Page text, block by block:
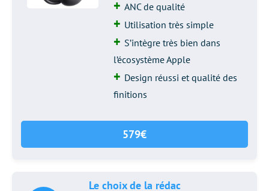
ANC de qualité
Utilisation très simple
S’intègre très bien dans
l’écosystème Apple
Design réussi et qualité des
finitions
579€
Le choix de la rédac